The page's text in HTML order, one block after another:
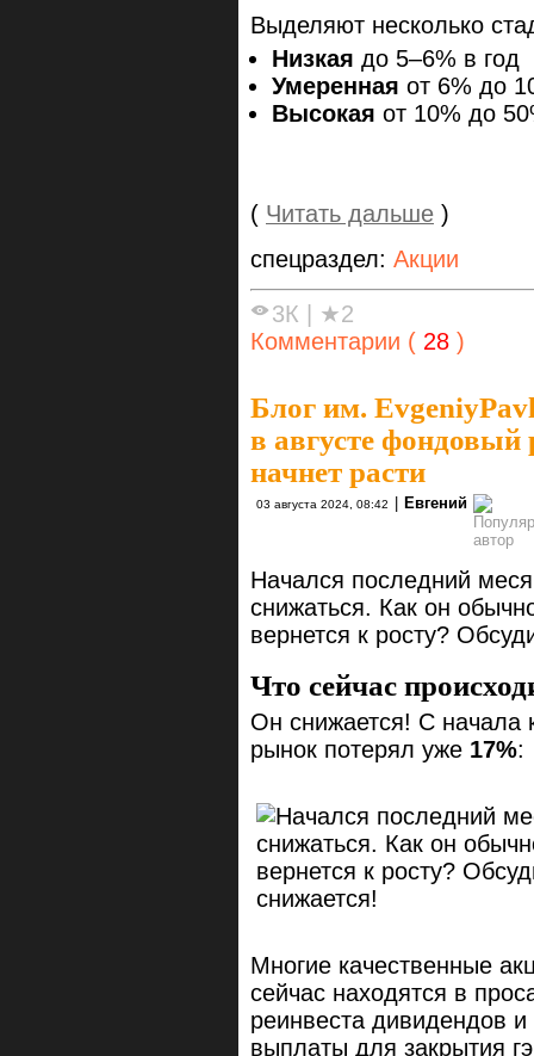
Выделяют несколько
Низкая до 5–6% в год
Умеренная от 6% до
Высокая от 10% до
( Читать дальше )
спецраздел: Акции
3К
★2
Комментарии ( 28 )
Блог им.
в августе
начнет расти
03 августа 2024, 08:42 | Евгений
Начался последний
снижаться. Как он
вернется к росту?
Что сейчас
Он снижается! С
рынок потерял уже 17%:
Многие качественные
сейчас находятся в
реинвеста дивидендов
выплаты для закрытия